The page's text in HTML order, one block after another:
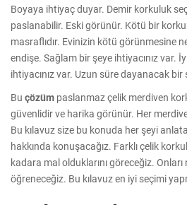
Boyaya ihtiyaç duyar. Demir korkuluk
paslanabilir. Eski görünür. Kötü bir
masraflıdır. Evinizin kötü görünmesine
endişe. Sağlam bir şeye ihtiyacınız var.
ihtiyacınız var. Uzun süre dayanacak bir
Bu çözüm paslanmaz çelik merdiven
güvenlidir ve harika görünür. Her
Bu kılavuz size bu konuda her şeyi
hakkında konuşacağız. Farklı çelik
kadara mal olduklarını göreceğiz. Onları
öğreneceğiz. Bu kılavuz en iyi seçimi